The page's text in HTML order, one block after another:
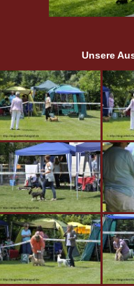
Unsere